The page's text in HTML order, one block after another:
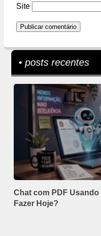
Site
• posts recentes
Chat com PDF Usando
Fazer Hoje?